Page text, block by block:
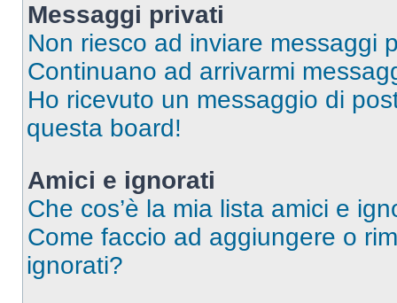
Messaggi privati
Non riesco ad inviare messaggi
Continuano ad arrivarmi
Ho ricevuto un messaggio di
questa board!
Amici e ignorati
Che cos’è la mia lista amici e
Come faccio ad aggiungere o
ignorati?